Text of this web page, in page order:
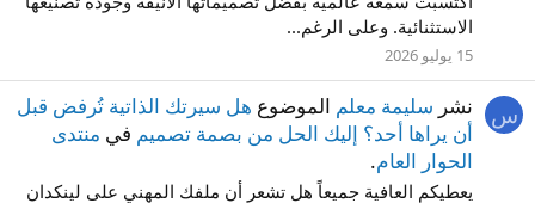
الاستثنائية. وعلى الرغم...
15 يوليو 2026
س نشر سليمة معلم الموضوع هل سيرتك الذاتية تُرفض قبل
أن يراها أحد؟ إليك الحل من بصمة تصميم في منتدى
الحوار العام.
يعطيكم العافية جميعاً هل تشعر أن ملفك المهني على لينكدان